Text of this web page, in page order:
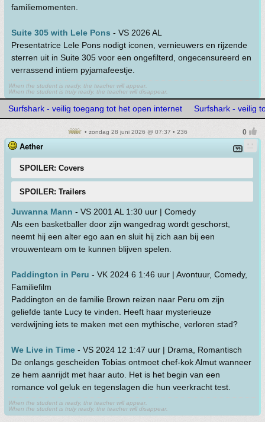
familiemomenten.
Suite 305 with Lele Pons - VS 2026 AL
Presentatrice Lele Pons nodigt iconen, vernieuwers en rijzende
sterren uit in Suite 305 voor een ongefilterd, ongecensureerd en
verrassend intiem pyjamafeestje.
When the student is ready, the teacher will appear.
When the student is truly ready, the teacher will disappear.
Surfshark - veilig toegang tot het open internet Surfshark - veilig
• zondag 28 juni 2026 @ 07:37 • 236
Aether
SPOILER: Covers
SPOILER: Trailers
Juwanna Mann - VS 2001 AL 1:30 uur | Comedy
Als een basketballer door zijn wangedrag wordt geschorst,
neemt hij een alter ego aan en sluit hij zich aan bij een
vrouwenteam om te kunnen blijven spelen.
Paddington in Peru - VK 2024 6 1:46 uur | Avontuur, Comedy,
Familiefilm
Paddington en de familie Brown reizen naar Peru om zijn
geliefde tante Lucy te vinden. Heeft haar mysterieuze
verdwijning iets te maken met een mythische, verloren stad?
We Live in Time - VS 2024 12 1:47 uur | Drama, Romantisch
De onlangs gescheiden Tobias ontmoet chef-kok Almut wanneer
ze hem aanrijdt met haar auto. Het is het begin van een
romance vol geluk en tegenslagen die hun veerkracht test.
When the student is ready, the teacher will appear.
When the student is truly ready, the teacher will disappear.